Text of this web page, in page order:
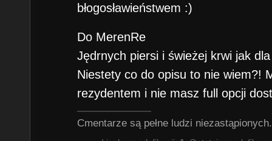
błogosławieństwem :)
Do MerenRe
Jędrnych piersi i świeżej krwi jak
Niestety co do opisu to nie wiem?!
rezydentem i nie masz full opcji
Cmentarze są pełne ludzi